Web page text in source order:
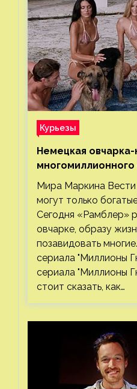
Курьезы
Немецкая
многомиллионного
или миф
Мира Маркина
могут только
Сегодня «Рамблер»
овчарке, образу
позавидовать
сериала "Миллионы
сериала "Миллионы
стоит сказать, как…